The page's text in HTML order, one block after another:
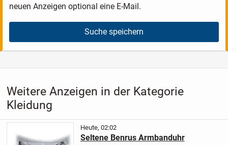
neuen Anzeigen optional eine E-Mail.
Suche speichern
Weitere Anzeigen in der Kategorie
Kleidung
Heute, 02:02
Seltene Benrus Armbanduhr